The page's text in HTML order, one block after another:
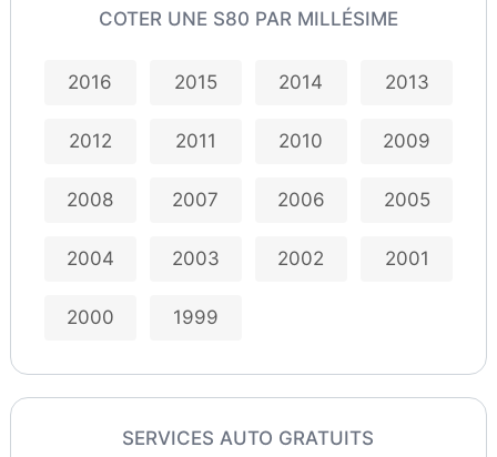
COTER UNE S80 PAR MILLÉSIME
2016 2015 2014 2013
2012 2011 2010 2009
2008 2007 2006 2005
2004 2003 2002 2001
2000 1999
SERVICES AUTO GRATUITS